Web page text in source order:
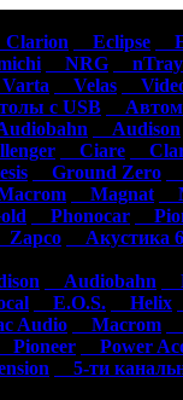
Eclipse
NRG
nTray
Velas
с USB
Audison
Ciare
Ground Zero
Magnat
Phonocar
Zapco
Акустика
Audiobahn
E.O.S. Helix
Audio Macrom
Pioneer
Power
5-ти